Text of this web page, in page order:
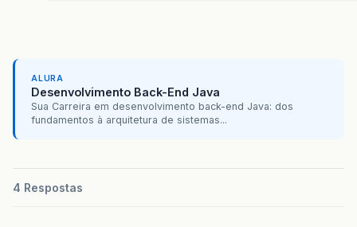
ALURA
Desenvolvimento Back-End Java
Sua Carreira em desenvolvimento back-end Java: dos
fundamentos à arquitetura de sistemas...
4 Respostas